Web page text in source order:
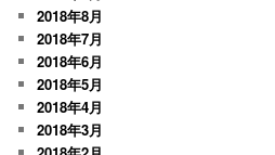
2018年8月
2018年7月
2018年6月
2018年5月
2018年4月
2018年3月